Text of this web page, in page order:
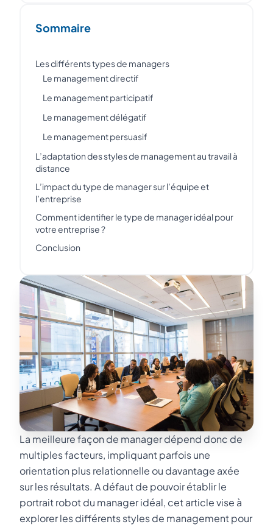
La meilleure façon de manager dépend donc de
multiples facteurs, impliquant parfois une
orientation plus relationnelle ou davantage axée
sur les résultats. A défaut de pouvoir établir le
portrait robot du manager idéal, cet article vise à
explorer les différents styles de management pour
Sommaire
Les différents types de managers
Le management directif
Le management participatif
Le management délégatif
Le management persuasif
L’adaptation des styles de management au travail à
distance
L’impact du type de manager sur l’équipe et
l’entreprise
Comment identifier le type de manager idéal pour
votre entreprise ?
Conclusion